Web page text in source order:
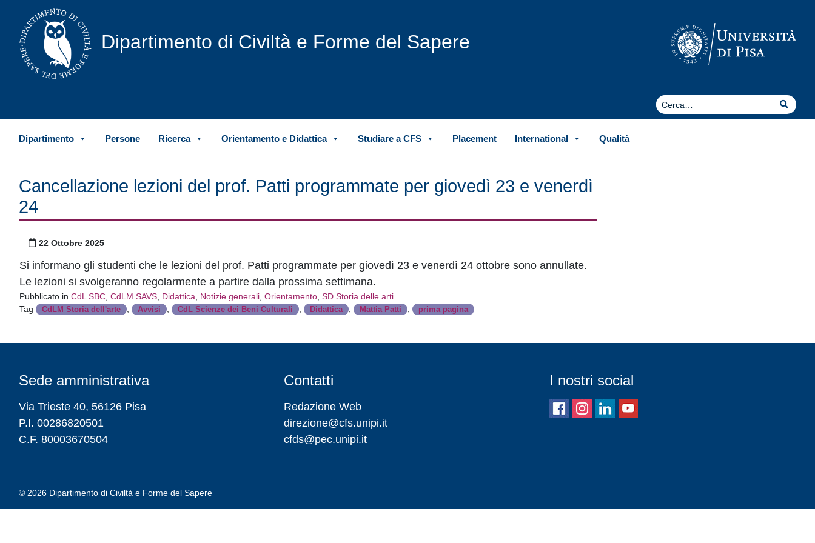
Vai al contenuto
Dipartimento di Civiltà e Forme del Sapere
Cerca
Cerca
Dipartimento Persone Ricerca Orientamento e Didattica Studiare a CFS Placement International Qualità
Cancellazione lezioni del prof. Patti programmate per giovedì 23 e venerdì
24
Pubblicato il
22 Ottobre 2025
Si informano gli studenti che le lezioni del prof. Patti programmate per giovedì 23 e venerdì 24 ottobre sono annullate.
Le lezioni si svolgeranno regolarmente a partire dalla prossima settimana.
Pubblicato in CdL SBC, CdLM SAVS, Didattica, Notizie generali, Orientamento, SD Storia delle arti
Tag
CdLM Storia dell'arte , Avvisi , CdL Scienze dei Beni Culturali , Didattica , Mattia Patti , prima pagina
Sede amministrativa
Via Trieste 40, 56126 Pisa
P.I. 00286820501
C.F. 80003670504
Contatti
Redazione Web
direzione@cfs.unipi.it
cfds@pec.unipi.it
I nostri social
© 2026 Dipartimento di Civiltà e Forme del Sapere